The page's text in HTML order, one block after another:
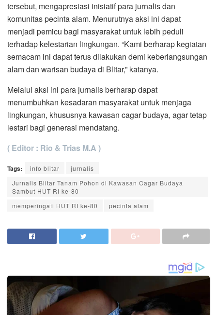
tersebut, mengapresiasi inisiatif para jurnalis dan
komunitas pecinta alam. Menurutnya aksi ini dapat
menjadi pemicu bagi masyarakat untuk lebih peduli
terhadap kelestarian lingkungan. “Kami berharap kegiatan
semacam ini dapat terus dilakukan demi keberlangsungan
alam dan warisan budaya di Blitar,” katanya.
Melalui aksi ini para jurnalis berharap dapat
menumbuhkan kesadaran masyarakat untuk menjaga
lingkungan, khususnya kawasan cagar budaya, agar tetap
lestari bagi generasi mendatang.
( Editor : Rio & Trias M.A )
Tags: info blitar
jurnalis
Jurnalis Blitar Tanam Pohon di Kawasan Cagar Budaya
Sambut HUT RI ke-80
memperingati HUT RI ke-80
pecinta alam